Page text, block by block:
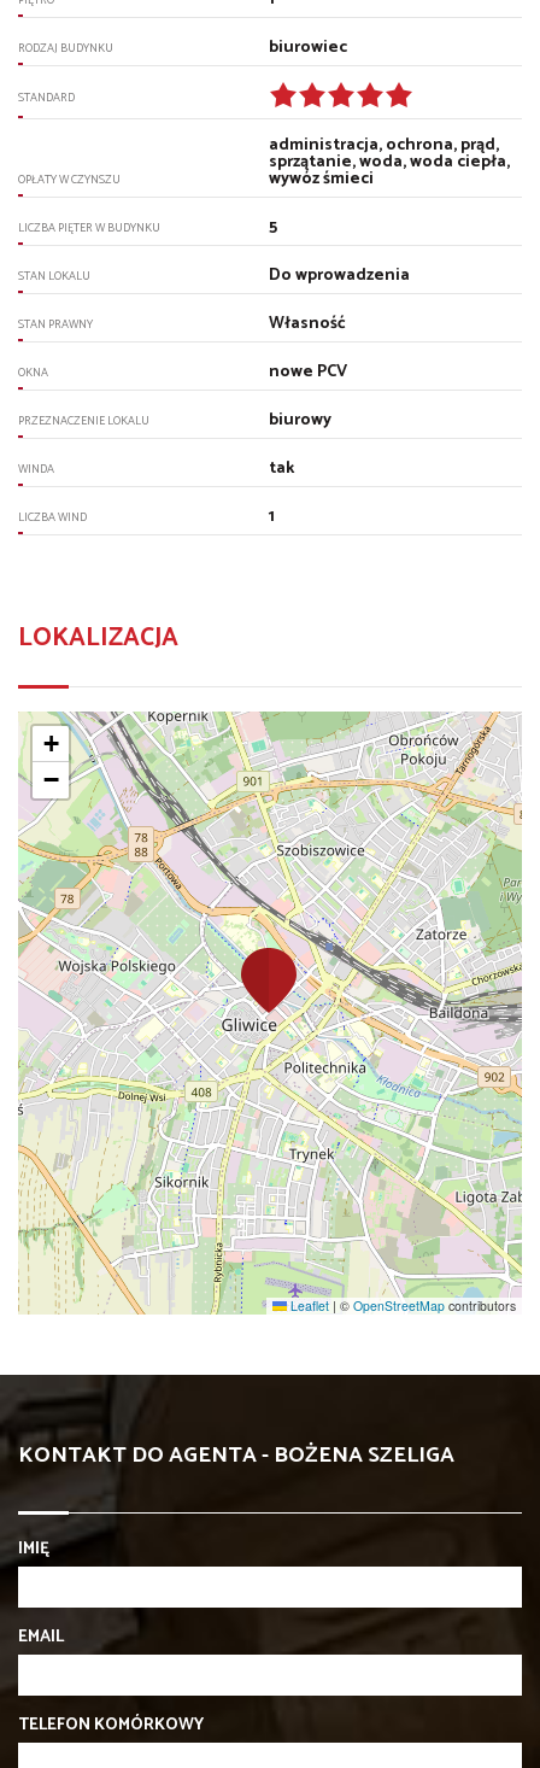
RODZAJ BUDYNKU biurowiec
STANDARD
OPŁATY W CZYNSZU
administracja, ochrona, prąd,
sprzątanie, woda, woda ciepła,
wywóz śmieci
LICZBA PIĘTER W BUDYNKU 5
STAN LOKALU Do wprowadzenia
STAN PRAWNY Własność
OKNA nowe PCV
PRZEZNACZENIE LOKALU biurowy
WINDA tak
LICZBA WIND 1
LOKALIZACJA
+
−
Leaflet | © OpenStreetMap contributors
KONTAKT DO AGENTA - BOŻENA SZELIGA
IMIĘ
EMAIL
TELEFON KOMÓRKOWY